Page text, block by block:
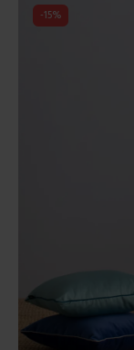
-15%